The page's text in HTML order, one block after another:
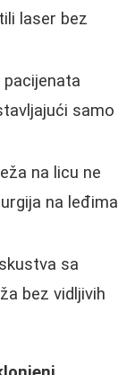
laser bez
samo
na licu ne
na leđima
sa
bez vidljivih